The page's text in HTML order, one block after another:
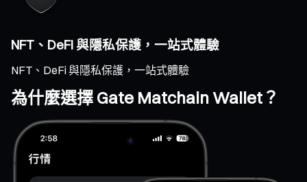
NFT、DeFi 與隱私保護，一站式體驗
NFT、DeFi 與隱私保護，一站式體驗
為什麼選擇 Gate Matchain Wallet？